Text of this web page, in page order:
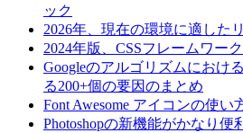
ック
2026年、現在の環境に適した
2024年版、CSSフレームワー
Googleのアルゴリズムにおけ
る200+個の要因のまとめ
Font Awesome アイコンの使
Photoshopの新機能がかなり